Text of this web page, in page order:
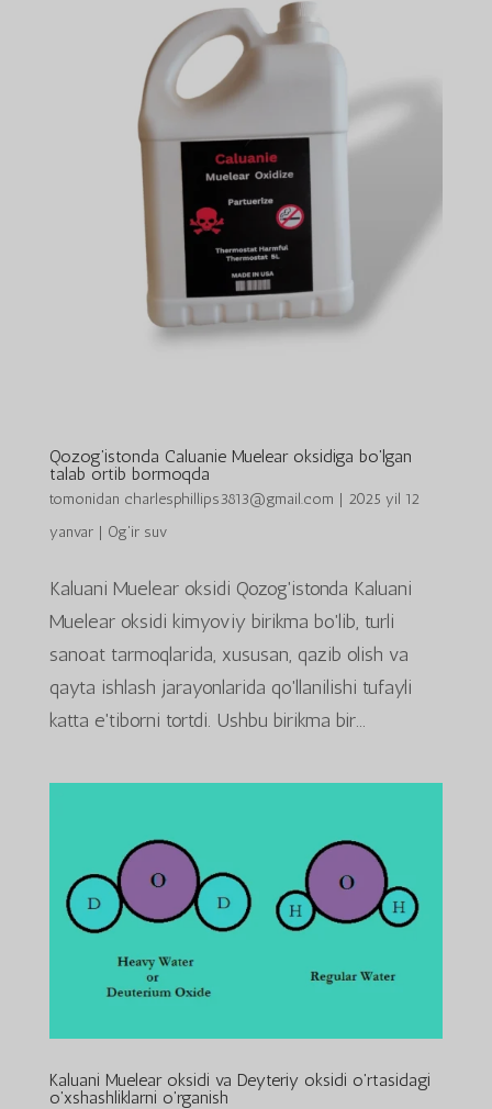
Qozog'istonda Caluanie Muelear oksidiga bo'lgan
talab ortib bormoqda
tomonidan charlesphillips3813@gmail.com | 2025 yil 12
yanvar| Og'ir suv
Kaluani Muelear oksidi Qozog'istonda Kaluani
Muelear oksidi kimyoviy birikma bo'lib, turli
sanoat tarmoqlarida, xususan, qazib olish va
qayta ishlash jarayonlarida qo'llanilishi tufayli
katta e'tiborni tortdi. Ushbu birikma bir...
Kaluani Muelear oksidi va Deyteriy oksidi o'rtasidagi
o'xshashliklarni o'rganish